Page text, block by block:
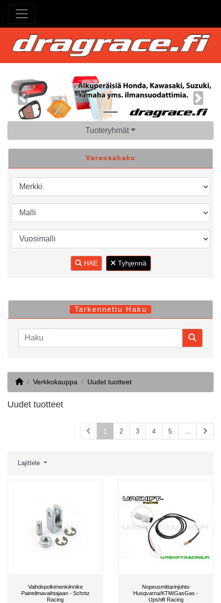
Previous Next
Tuoteryhmät
Varaosahaku
HAE Tyhjennä
Tarkennettu Haku
HomeVerkkokauppa Uudet tuotteet
Uudet tuotteet
1 2 3 4 5
Lajittele
Vaihdepolkimenkiinnike
Paineilmavaihtajaan - Schntz
Racing
Nopeusmittarinjohto
Husqvarna/KTM/GasGas -
Upshift Racing